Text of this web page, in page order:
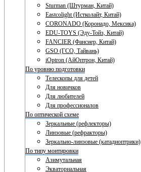
Sturman (Штурман, Китай)
Eastcolight (Истколайт, Китай)
CORONADO (Коронадо, Мексика)
EDU-TOYS (Эду-Тойз, Китай)
FANCIER (Фансиер, Китай)
GSO (ГСО, Тайвань)
iOptron (АйОптрон, Китай)
По уровню подготовки
Телескопы для детей
Для новичков
Для любителей
Для профессионалов
По оптической схеме
Зеркальные (рефлекторы)
Линзовые (рефракторы)
Зеркально-линзовые (катадиоптрики)
По типу монтировки
Азимутальная
Экваториальная